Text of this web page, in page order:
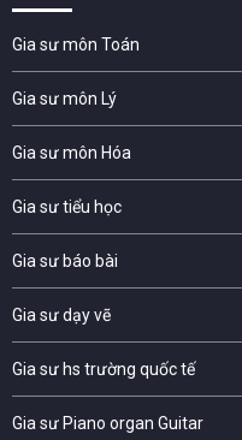
Gia sư môn Toán
Gia sư môn Lý
Gia sư môn Hóa
Gia sư tiểu học
Gia sư báo bài
Gia sư dạy vẽ
Gia sư hs trường quốc tế
Gia sư Piano organ Guitar